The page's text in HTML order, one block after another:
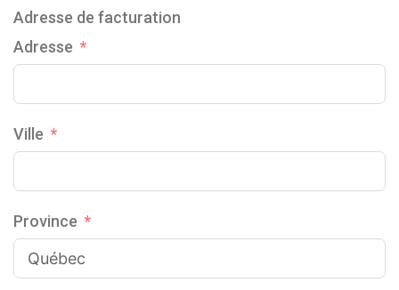
Adresse de facturation
Adresse
Ville
Province